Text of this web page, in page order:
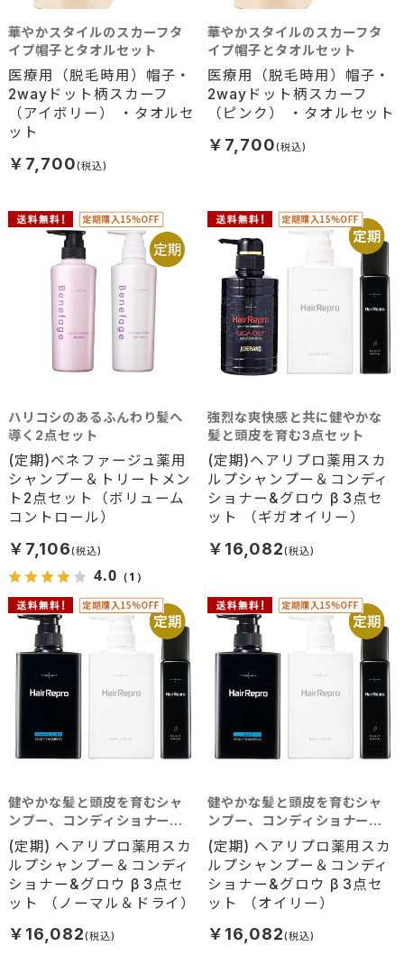
医療用（脱毛時用）帽子・
2wayドット柄スカーフ
（アイボリー） ・タオルセ
ット
華やかスタイルのスカーフタ
イプ帽子とタオルセット
￥7,700
医療用（脱毛時用）帽子・
2wayドット柄スカーフ
（ピンク） ・タオルセット
華やかスタイルのスカーフタ
イプ帽子とタオルセット
￥7,700
(定期)ベネファージュ薬用
シャンプー＆トリートメン
ト2点セット（ボリューム
コントロール）
ハリコシのあるふんわり髪へ
導く2点セット
￥7,106
4.0 （1）
(定期)ヘアリプロ薬用スカ
ルプシャンプー＆コンディ
ショナー&グロウ β 3点セ
ット （ギガオイリー）
強烈な爽快感と共に健やかな
髪と頭皮を育む3点セット
￥16,082
(定期) ヘアリプロ薬用スカ
ルプシャンプー＆コンディ
ショナー&グロウ β 3点セ
ット （ノーマル＆ドライ）
健やかな髪と頭皮を育むシャ
ンプー、コンディショナー、
育毛剤の3点セット(普通～乾
燥肌向け)
￥16,082
(定期) ヘアリプロ薬用スカ
ルプシャンプー＆コンディ
ショナー&グロウ β 3点セ
ット （オイリー）
健やかな髪と頭皮を育むシャ
ンプー、コンディショナー、
育毛剤の3点セット(脂性肌向
け)
￥16,082